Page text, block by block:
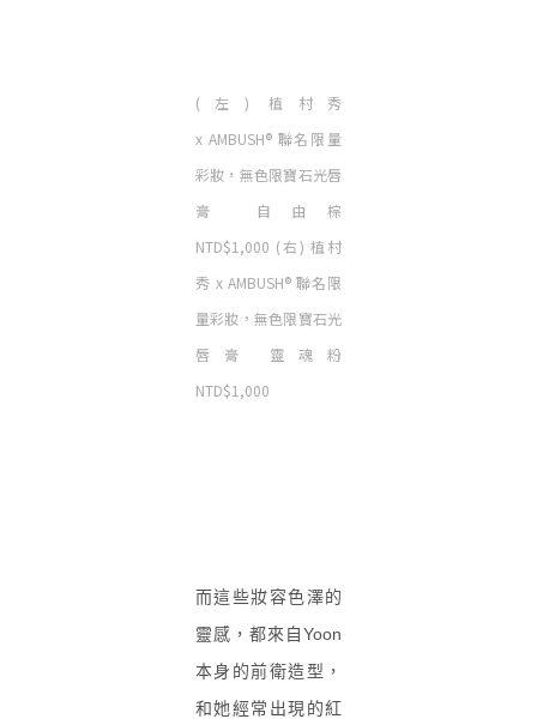
(左) 植村秀
x AMBUSH® 聯名限量
彩妝，無色限寶石光唇
膏 自由棕
NTD$1,000 (右) 植村
秀 xAMBUSH®聯名限
量彩妝，無色限寶石光
唇膏 靈魂粉
NTD$1,000
而這些妝容色澤的
靈感，都來自Yoon
本身的前衛造型，
和她經常出現的紅